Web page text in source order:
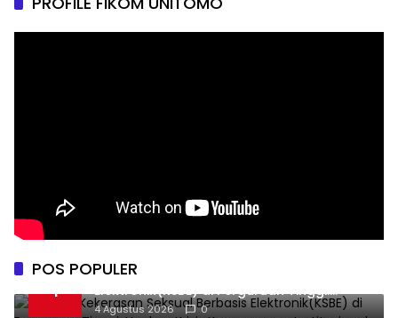
POS POPULER
1
Darurat Kekerasan Seksual Berbasis
Elektronik(KSBE) di Perguruan Tinggi:
Ungkap Krisis Kepercayaan Institusional.
4 Agustus 2026 0